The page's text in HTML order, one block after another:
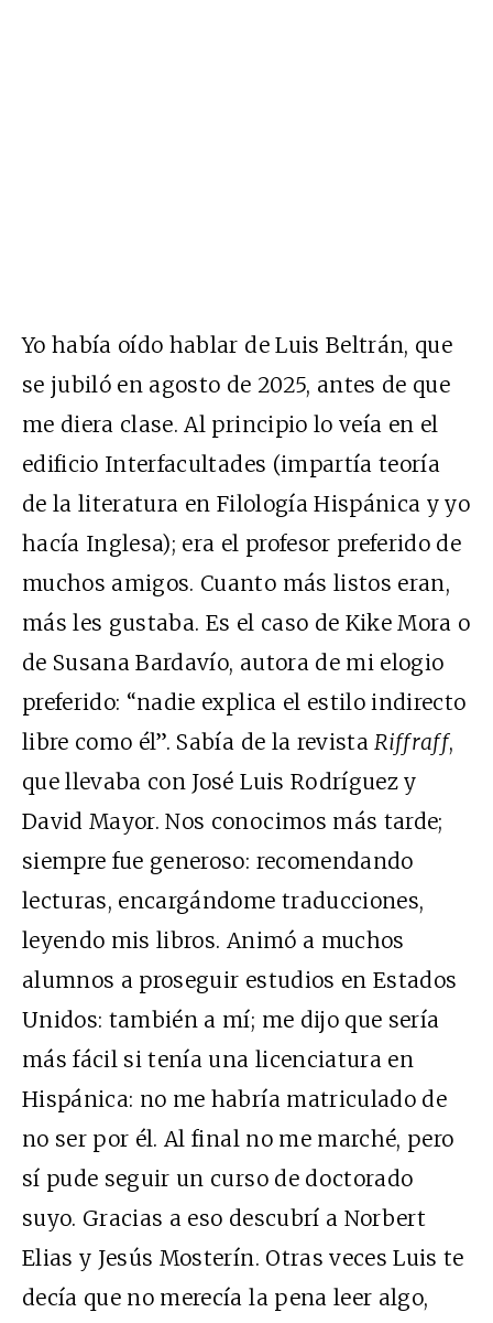
Yo había oído hablar de Luis Beltrán, que
se jubiló en agosto de 2025, antes de que
me diera clase. Al principio lo veía en el
edificio Interfacultades (impartía teoría
de la literatura en Filología Hispánica y yo
hacía Inglesa); era el profesor preferido de
muchos amigos. Cuanto más listos eran,
más les gustaba. Es el caso de Kike Mora o
de Susana Bardavío, autora de mi elogio
preferido: “nadie explica el estilo indirecto
libre como él”. Sabía de la revistaRiffraff,
que llevaba con José Luis Rodríguez y
David Mayor. Nos conocimos más tarde;
siempre fue generoso: recomendando
lecturas, encargándome traducciones,
leyendo mis libros. Animó a muchos
alumnos a proseguir estudios en Estados
Unidos: también a mí; me dijo que sería
más fácil si tenía una licenciatura en
Hispánica: no me habría matriculado de
no ser por él. Al final no me marché, pero
sí pude seguir un curso de doctorado
suyo. Gracias a eso descubrí a Norbert
Elias y Jesús Mosterín. Otras veces Luis te
decía que no merecía la pena leer algo,